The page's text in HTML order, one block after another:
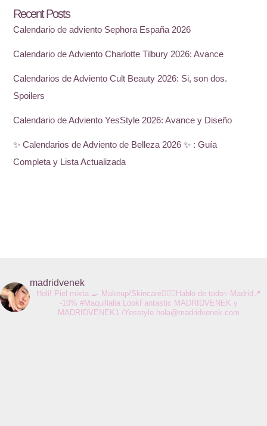
Recent Posts
Calendario de adviento Sephora España 2026
Calendario de Adviento Charlotte Tilbury 2026: Avance
Calendarios de Adviento Cult Beauty 2026: Si, son dos.
Spoilers
Calendario de Adviento YesStyle 2026: Avance y Diseño
✨ Calendarios de Adviento de Belleza 2026 ✨ : Guía
Completa y Lista Actualizada
madridvenek
Holi! Piel mixta 🍳 Makeup/Skincare💆🏻‍♀️Hablo de todo✨Madrid📍
-10% #Maquillalia LookFantastic MADRIDVENEK y
MADRIDVENEK1 /Yesstylehola@madridvenek.com